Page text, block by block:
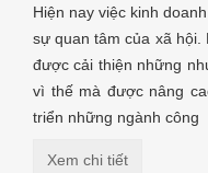
Hiện nay việc kinh
sự quan tâm của xã hội.
được cải thiện những
vì thế mà được nâng
triển những ngành công
Xem chi tiết